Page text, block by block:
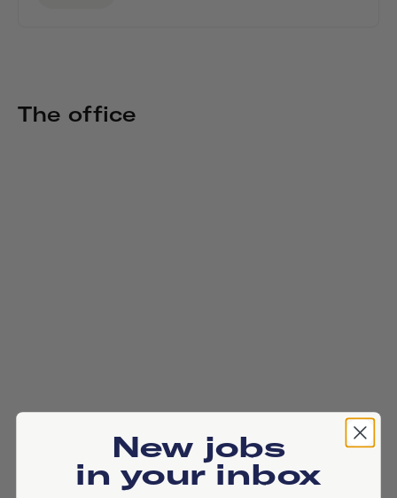
The office
New jobs
in your inbox